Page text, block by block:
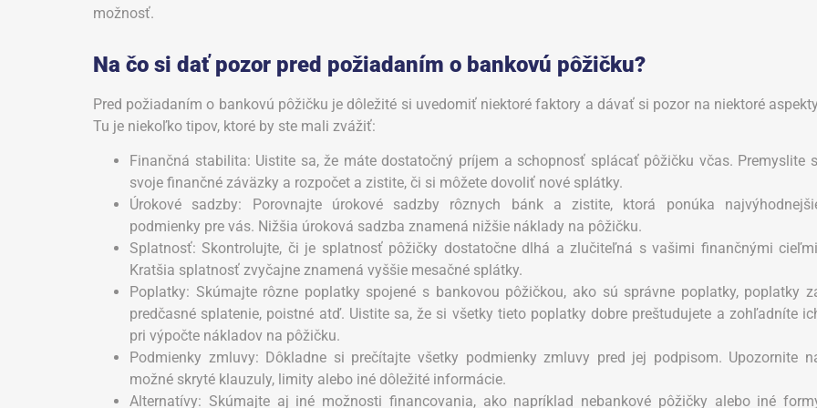
možnosť.
Na čo si dať pozor pred požiadaním o bankovú pôžičku?
Pred požiadaním o bankovú pôžičku je dôležité si uvedomiť niektoré faktory a dávať si pozor na niektoré
Tu je niekoľko tipov, ktoré by ste mali zvážiť:
Finančná stabilita: Uistite sa, že máte dostatočný príjem a schopnosť splácať pôžičku včas. Premyslite
svoje finančné záväzky a rozpočet a zistite, či si môžete dovoliť nové splátky.
Úrokové sadzby: Porovnajte úrokové sadzby rôznych bánk a zistite, ktorá ponúka
podmienky pre vás. Nižšia úroková sadzba znamená nižšie náklady na pôžičku.
Splatnosť: Skontrolujte, či je splatnosť pôžičky dostatočne dlhá a zlučiteľná s vašimi finančnými
Kratšia splatnosť zvyčajne znamená vyššie mesačné splátky.
Poplatky: Skúmajte rôzne poplatky spojené s bankovou pôžičkou, ako sú správne poplatky, poplatky
predčasné splatenie, poistné atď. Uistite sa, že si všetky tieto poplatky dobre preštudujete a zohľadníte
pri výpočte nákladov na pôžičku.
Podmienky zmluvy: Dôkladne si prečítajte všetky podmienky zmluvy pred jej podpisom. Upozornite
možné skryté klauzuly, limity alebo iné dôležité informácie.
Alternatívy: Skúmajte aj iné možnosti financovania, ako napríklad nebankové pôžičky alebo iné